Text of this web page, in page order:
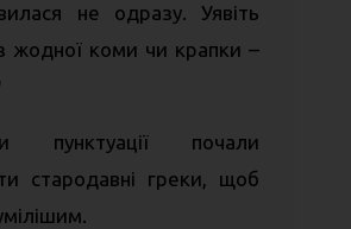
не одразу. Уявіть
жодної коми чи крапки –
пунктуації почали
стародавні греки, щоб